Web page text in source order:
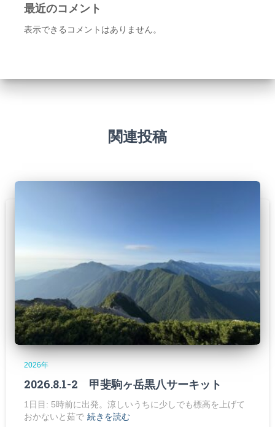
最近のコメント
表示できるコメントはありません。
関連投稿
2026年
2026.8.1-2 甲斐駒ヶ岳黒八サーキット
1日目: 5時前に出発。涼しいうちに少しでも標高を上げて
おかないと茹で 続きを読む